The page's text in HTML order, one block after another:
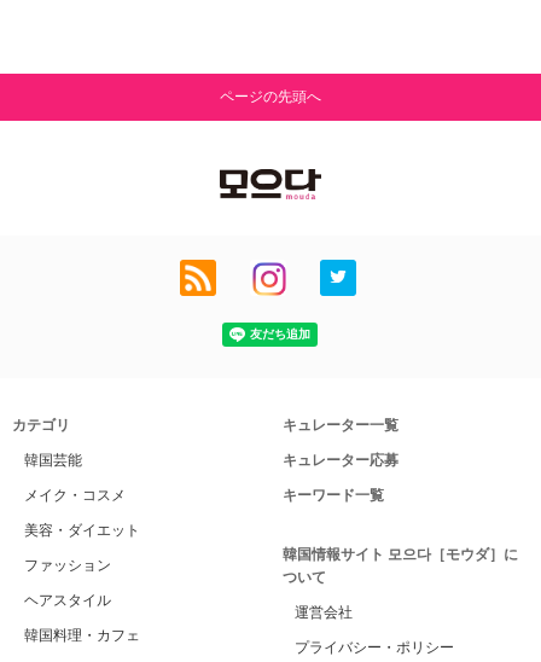
ページの先頭へ
カテゴリ
韓国芸能
メイク・コスメ
美容・ダイエット
ファッション
ヘアスタイル
韓国料理・カフェ
キュレーター一覧
キュレーター応募
キーワード一覧
韓国情報サイト 모으다［モウダ］に
ついて
運営会社
プライバシー・ポリシー